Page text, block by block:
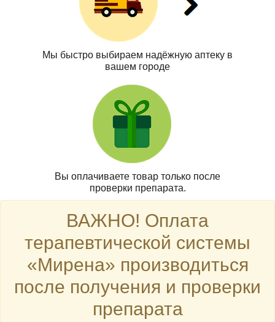
Мы быстро выбираем надёжную аптеку в
вашем городе
Вы оплачиваете товар только после
проверки препарата.
ВАЖНО! Оплата
терапевтической системы
«Мирена» производиться
после получения и проверки
препарата